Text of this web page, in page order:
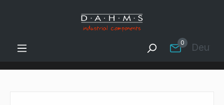
Zum Hauptinhalt springen
0